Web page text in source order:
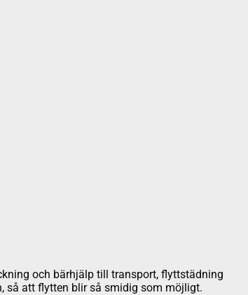
och bärhjälp till transport, flyttstädning
så att flytten blir så smidig som möjligt.